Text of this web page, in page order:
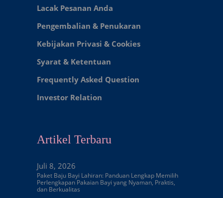
Lacak Pesanan Anda
Pengembalian & Penukaran
Kebijakan Privasi & Cookies
Syarat & Ketentuan
Frequently Asked Question
Investor Relation
Artikel Terbaru
Juli 8, 2026
Paket Baju Bayi Lahiran: Panduan Lengkap Memilih
Perlengkapan Pakaian Bayi yang Nyaman, Praktis,
dan Berkualitas